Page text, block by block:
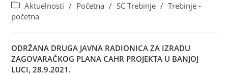
Aktuelnosti / Početna / SC Trebinje / Trebinje -
početna
ODRŽANA DRUGA JAVNA RADIONICA ZA IZRADU
ZAGOVARAČKOG PLANA CAHR PROJEKTA U BANJOJ
LUCI, 28.9.2021.